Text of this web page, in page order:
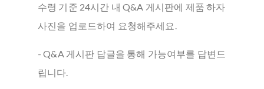
수령 기준 24시간 내 Q&A 게시판에 제품 하자
사진을 업로드하여 요청해주세요.
- Q&A 게시판 답글을 통해 가능여부를 답변드
립니다.